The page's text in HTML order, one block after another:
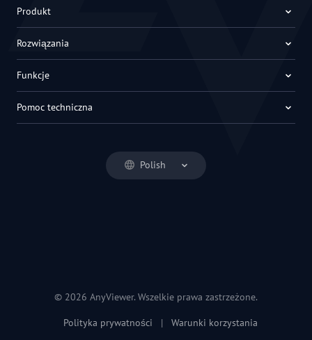
Polish
Produkt
Rozwiązania
Funkcje
Pomoc techniczna
© 2026 AnyViewer. Wszelkie prawa zastrzeżone.
Polityka prywatności | Warunki korzystania